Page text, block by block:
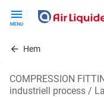
contentHem
COMPRESSION
industriell process /